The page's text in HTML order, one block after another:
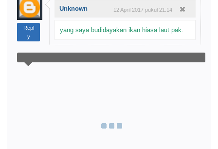
Repl
y
Unknown 12 April 2017 pukul 21.14
yang saya budidayakan ikan hiasa laut pak.